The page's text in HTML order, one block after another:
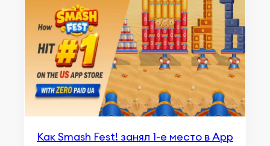
Как Smash Fest! занял 1-е место в App